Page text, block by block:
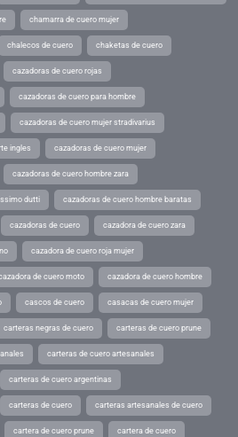
chamarra de cuero mujer
chalecos de cuero chaketas de cuero
cazadoras de cuero rojas
cazadoras de cuero para hombre
cazadoras de cuero mujer stradivarius
ingles cazadoras de cuero mujer
cazadoras de cuero hombre zara
dutti cazadoras de cuero hombre baratas
cazadoras de cuero cazadora de cuero zara
cazadora de cuero roja mujer
de cuero moto cazadora de cuero hombre
cascos de cuero casacas de cuero mujer
carteras negras de cuero carteras de cuero prune
carteras de cuero artesanales
carteras de cuero argentinas
carteras de cuero carteras artesanales de cuero
cartera de cuero prune cartera de cuero